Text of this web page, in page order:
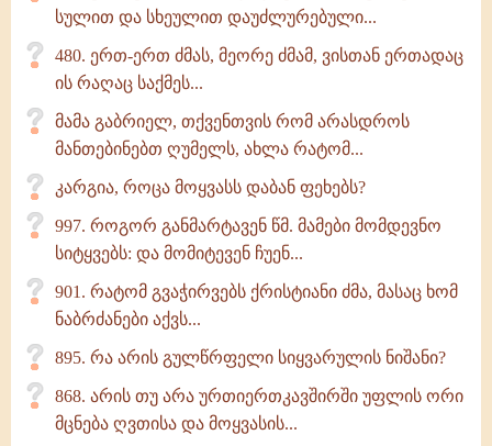
სულით და სხეულით დაუძლურებული...
480. ერთ-ერთ ძმას, მეორე ძმამ, ვისთან ერთადაც
ის რაღაც საქმეს...
მამა გაბრიელ, თქვენთვის რომ არასდროს
მანთებინებთ ღუმელს, ახლა რატომ...
კარგია, როცა მოყვასს დაბან ფეხებს?
997. როგორ განმარტავენ წმ. მამები მომდევნო
სიტყვებს: და მომიტევენ ჩუენ...
901. რატომ გვაჭირვებს ქრისტიანი ძმა, მასაც ხომ
ნაბრძანები აქვს...
895. რა არის გულწრფელი სიყვარულის ნიშანი?
868. არის თუ არა ურთიერთკავშირში უფლის ორი
მცნება ღვთისა და მოყვასის...